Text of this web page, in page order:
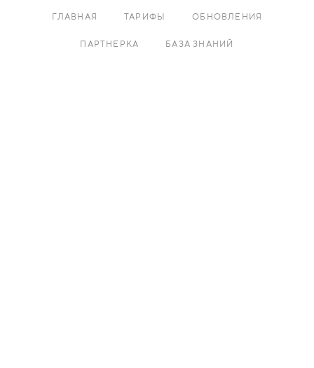
ГЛАВНАЯ ТАРИФЫ ОБНОВЛЕНИЯ
ПАРТНЕРКА БАЗА ЗНАНИЙ